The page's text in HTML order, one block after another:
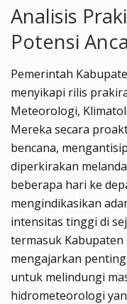
Analisis
Potensi
Pemerintah
menyikapi rilis
Meteorologi,
Mereka secara
bencana,
diperkirakan
beberapa hari ke
mengindikasikan
intensitas tinggi di
termasuk Kabupaten
mengajarkan
untuk melindungi
hidrometeorologi